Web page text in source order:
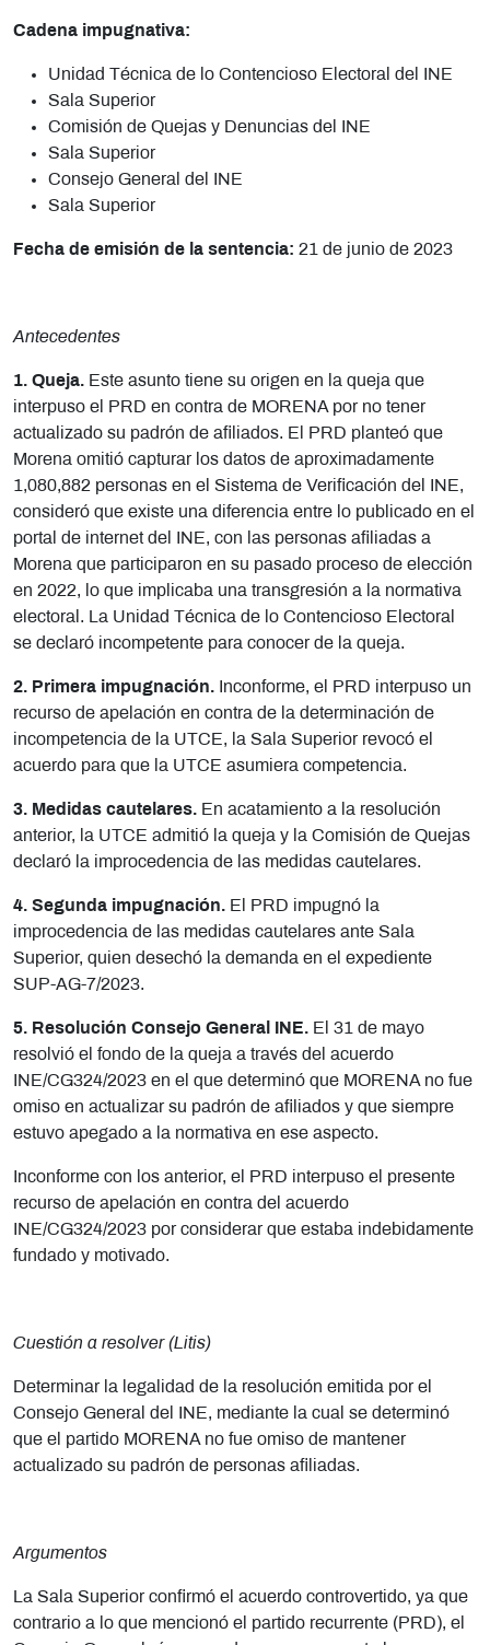
Cadena impugnativa:
Unidad Técnica de lo Contencioso Electoral del INE
Sala Superior
Comisión de Quejas y Denuncias del INE
Sala Superior
Consejo General del INE
Sala Superior
Fecha de emisión de la sentencia: 21 de junio de 2023
Antecedentes
1. Queja. Este asunto tiene su origen en la queja que
interpuso el PRD en contra de MORENA por no tener
actualizado su padrón de afiliados. El PRD planteó que
Morena omitió capturar los datos de aproximadamente
1,080,882 personas en el Sistema de Verificación del INE,
consideró que existe una diferencia entre lo publicado en el
portal de internet del INE, con las personas afiliadas a
Morena que participaron en su pasado proceso de elección
en 2022, lo que implicaba una transgresión a la normativa
electoral. La Unidad Técnica de lo Contencioso Electoral
se declaró incompetente para conocer de la queja.
2. Primera impugnación. Inconforme, el PRD interpuso un
recurso de apelación en contra de la determinación de
incompetencia de la UTCE, la Sala Superior revocó el
acuerdo para que la UTCE asumiera competencia.
3. Medidas cautelares. En acatamiento a la resolución
anterior, la UTCE admitió la queja y la Comisión de Quejas
declaró la improcedencia de las medidas cautelares.
4. Segunda impugnación. El PRD impugnó la
improcedencia de las medidas cautelares ante Sala
Superior, quien desechó la demanda en el expediente
SUP-AG-7/2023.
5. Resolución Consejo General INE. El 31 de mayo
resolvió el fondo de la queja a través del acuerdo
INE/CG324/2023 en el que determinó que MORENA no fue
omiso en actualizar su padrón de afiliados y que siempre
estuvo apegado a la normativa en ese aspecto.
Inconforme con los anterior, el PRD interpuso el presente
recurso de apelación en contra del acuerdo
INE/CG324/2023 por considerar que estaba indebidamente
fundado y motivado.
Cuestión a resolver (Litis)
Determinar la legalidad de la resolución emitida por el
Consejo General del INE, mediante la cual se determinó
que el partido MORENA no fue omiso de mantener
actualizado su padrón de personas afiliadas.
Argumentos
La Sala Superior confirmó el acuerdo controvertido, ya que
contrario a lo que mencionó el partido recurrente (PRD), el